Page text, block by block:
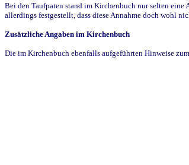
Bei den Taufpaten stand im Kirchenbuch nur selten eine
allerdings festgestellt, dass diese Annahme doch wohl
Zusätzliche Angaben im Kirchenbuch
Die im Kirchenbuch ebenfalls aufgeführten Hinweise